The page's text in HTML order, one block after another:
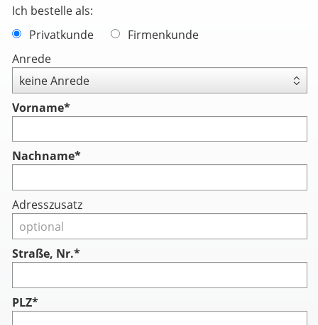
Ich bestelle als:
Privatkunde
Firmenkunde
Anrede
Vorname*
Nachname*
Adresszusatz
Straße, Nr.*
PLZ*